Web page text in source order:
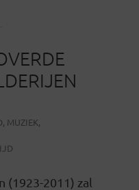
, MUZIEK,
(1923-2011) zal